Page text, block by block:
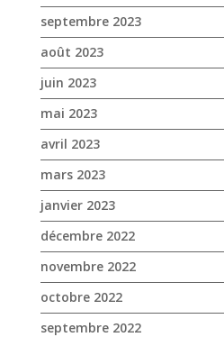
septembre 2023
août 2023
juin 2023
mai 2023
avril 2023
mars 2023
janvier 2023
décembre 2022
novembre 2022
octobre 2022
septembre 2022